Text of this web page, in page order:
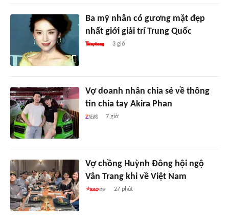
Ba mỹ nhân có gương mặt đẹp
nhất giới giải trí Trung Quốc
3 giờ
Vợ doanh nhân chia sẻ về thông
tin chia tay Akira Phan
7 giờ
Vợ chồng Huỳnh Đông hội ngộ
Vân Trang khi về Việt Nam
27 phút